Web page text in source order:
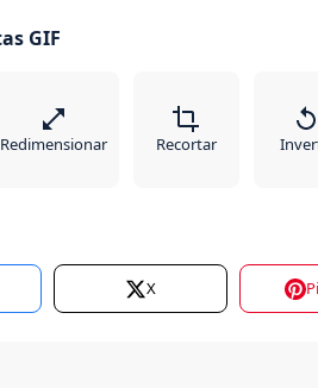
GIF
Redimensionar Recortar
X